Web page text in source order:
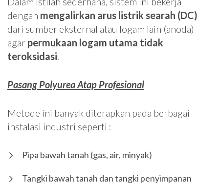
dengan mengalirkan arus listrik searah (DC)
dari sumber eksternal atau logam lain (anoda)
agar permukaan logam utama tidak
teroksidasi
Pasang Polyurea Atap Profesional
Metode ini banyak diterapkan pada berbagai
instalasi industri seperti :
Pipa bawah tanah (gas, air, minyak)
Tangki bawah tanah dan tangki penyimpanan